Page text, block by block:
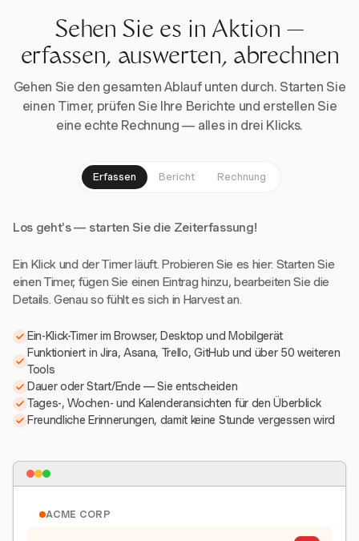
Sehen Sie es in Aktion —
erfassen, auswerten, abrechnen
Gehen Sie den gesamten Ablauf unten durch. Starten Sie
einen Timer, prüfen Sie Ihre Berichte und erstellen Sie
eine echte Rechnung — alles in drei Klicks.
Erfassen Bericht Rechnung
Los geht's — starten Sie die Zeiterfassung!
Ein Klick und der Timer läuft. Probieren Sie es hier: Starten Sie
einen Timer, fügen Sie einen Eintrag hinzu, bearbeiten Sie die
Details. Genau so fühlt es sich in Harvest an.
Ein-Klick-Timer im Browser, Desktop und Mobilgerät
Funktioniert in Jira, Asana, Trello, GitHub und über 50 weiteren
Tools
Dauer oder Start/Ende — Sie entscheiden
Tages-, Wochen- und Kalenderansichten für den Überblick
Freundliche Erinnerungen, damit keine Stunde vergessen wird
ACME CORP